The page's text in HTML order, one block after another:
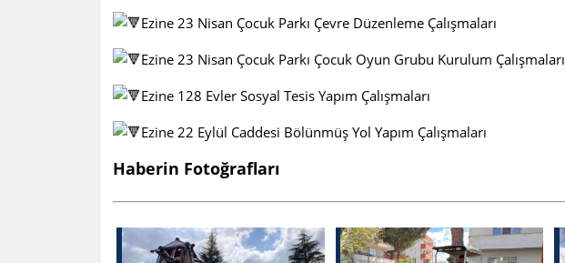
Ezine 23 Nisan Çocuk Parkı Çevre Düzenleme Çalışmaları
Ezine 23 Nisan Çocuk Parkı Çocuk Oyun Grubu Kurulum Çalışmaları
Ezine 128 Evler Sosyal Tesis Yapım Çalışmaları
Ezine 22 Eylül Caddesi Bölünmüş Yol Yapım Çalışmaları
Haberin Fotoğrafları